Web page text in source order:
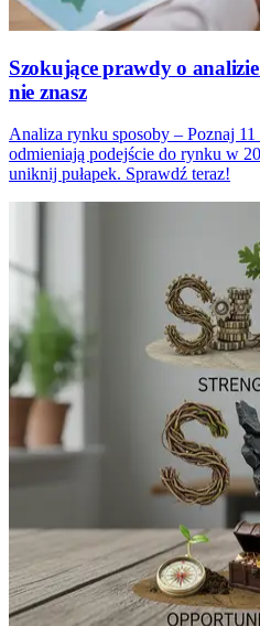
Szokujące prawdy o
nie znasz
Analiza rynku sposoby – Poznaj
odmieniają podejście do rynku w
uniknij pułapek. Sprawdź teraz!